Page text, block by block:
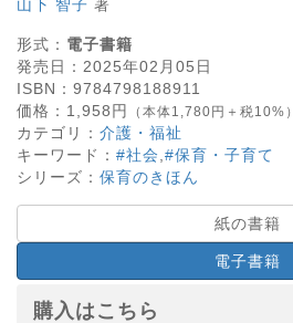
山下 智子 著
形式： 電子書籍
発売日： 2025年02月05日
ISBN： 9784798188911
価格： 1,958 円 （本体1,780円＋税10%）
カテゴリ： 介護・福祉
キーワード： #社会 #保育・子育て
シリーズ： 保育のきほん
紙の書籍
電子書籍
購入はこちら